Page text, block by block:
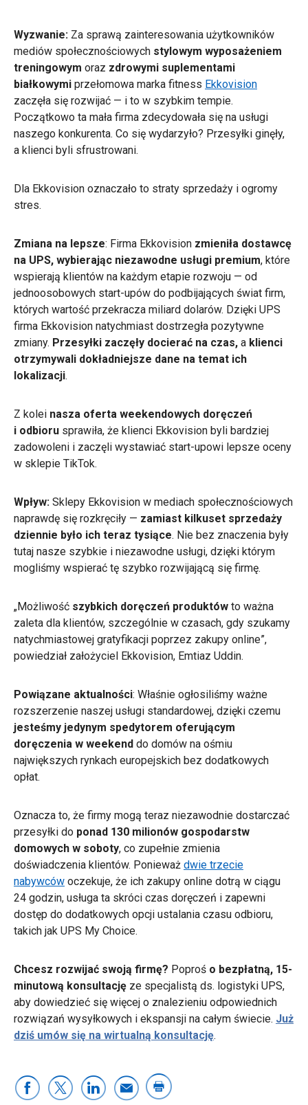
Wyzwanie: Za sprawą zainteresowania użytkowników
mediów społecznościowych stylowym wyposażeniem
treningowym oraz zdrowymi suplementami
białkowymi przełomowa marka fitness Ekkovision
zaczęła się rozwijać — i to w szybkim tempie.
Początkowo ta mała firma zdecydowała się na usługi
naszego konkurenta. Co się wydarzyło? Przesyłki ginęły,
a klienci byli sfrustrowani.
Dla Ekkovision oznaczało to straty sprzedaży i ogromy
stres.
Zmiana na lepsze: Firma Ekkovision zmieniła dostawcę
na UPS, wybierając niezawodne usługi premium, które
wspierają klientów na każdym etapie rozwoju — od
jednoosobowych start-upów do podbijających świat firm,
których wartość przekracza miliard dolarów. Dzięki UPS
firma Ekkovision natychmiast dostrzegła pozytywne
zmiany. Przesyłki zaczęły docierać na czas, a klienci
otrzymywali dokładniejsze dane na temat ich
lokalizacji.
Z kolei nasza oferta weekendowych doręczeń
i odbioru sprawiła, że klienci Ekkovision byli bardziej
zadowoleni i zaczęli wystawiać start-upowi lepsze oceny
w sklepie TikTok.
Wpływ: Sklepy Ekkovision w mediach społecznościowych
naprawdę się rozkręciły — zamiast kilkuset sprzedaży
dziennie było ich teraz tysiące. Nie bez znaczenia były
tutaj nasze szybkie i niezawodne usługi, dzięki którym
mogliśmy wspierać tę szybko rozwijającą się firmę.
„Możliwość szybkich doręczeń produktów to ważna
zaleta dla klientów, szczególnie w czasach, gdy szukamy
natychmiastowej gratyfikacji poprzez zakupy online”,
powiedział założyciel Ekkovision, Emtiaz Uddin.
Powiązane aktualności: Właśnie ogłosiliśmy ważne
rozszerzenie naszej usługi standardowej, dzięki czemu
jesteśmy jedynym spedytorem oferującym
doręczenia w weekend do domów na ośmiu
największych rynkach europejskich bez dodatkowych
opłat.
Oznacza to, że firmy mogą teraz niezawodnie dostarczać
przesyłki do ponad 130 milionów gospodarstw
domowych w soboty, co zupełnie zmienia
doświadczenia klientów. Ponieważ dwie trzecie
nabywców oczekuje, że ich zakupy online dotrą w ciągu
24 godzin, usługa ta skróci czas doręczeń i zapewni
dostęp do dodatkowych opcji ustalania czasu odbioru,
takich jak UPS My Choice.
Chcesz rozwijać swoją firmę? Poproś o bezpłatną, 15-
minutową konsultację ze specjalistą ds. logistyki UPS,
aby dowiedzieć się więcej o znalezieniu odpowiednich
rozwiązań wysyłkowych i ekspansji na całym świecie. Już
dziś umów się na wirtualną konsultację.